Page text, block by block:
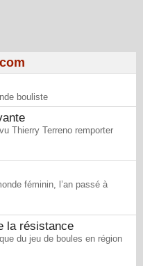
bouliste
Thierry Terreno remporter
féminin, l’an passé à
la résistance
du jeu de boules en région